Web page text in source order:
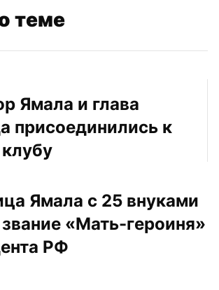
теме
Ямала и глава
присоединились к
Ямала с 25 внуками
«Мать-героиня»
РФ